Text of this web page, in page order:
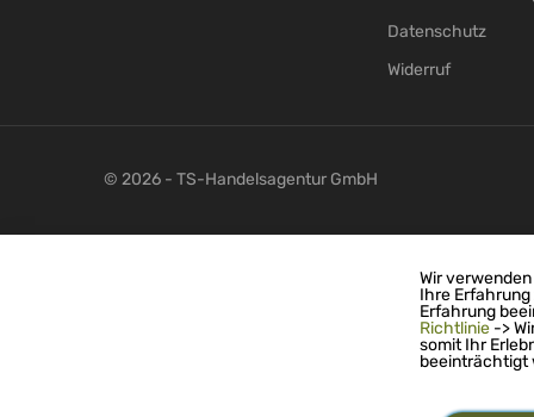
Datenschutz
Widerruf
© 2026 - TS-Handelsagentur GmbH
Wir
Ihre Erfahrung
Erfahrung
Richtlinie ->
somit Ihr
beeinträchtigt